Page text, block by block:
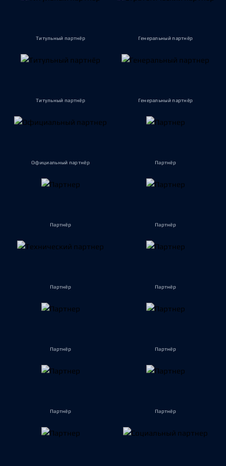
Титульный партнёр Генеральный партнёр
Титульный партнёр Генеральный партнёр
Официальный партнёр Партнёр
Партнёр Партнёр
Партнёр Партнёр
Партнёр Партнёр
Партнёр Партнёр